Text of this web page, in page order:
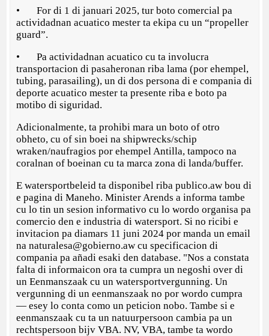
• For di 1 di januari 2025, tur boto comercial pa
actividadnan acuatico mester ta ekipa cu un “propeller
guard”.
• Pa actividadnan acuatico cu ta involucra
transportacion di pasaheronan riba lama (por ehempel,
tubing, parasailing), un di dos persona di e compania di
deporte acuatico mester ta presente riba e boto pa
motibo di siguridad.
Adicionalmente, ta prohibi mara un boto of otro
obheto, cu of sin boei na shipwrecks/schip
wraken/naufragios por ehempel Antilla, tampoco na
coralnan of boeinan cu ta marca zona di landa/buffer.
E watersportbeleid ta disponibel riba publico.aw bou di
e pagina di Maneho. Minister Arends a informa tambe
cu lo tin un sesion informativo cu lo wordo organisa pa
comercio den e industria di watersport. Si no ricibi e
invitacion pa diamars 11 juni 2024 por manda un email
na naturalesa@gobierno.aw cu specificacion di
compania pa añadi esaki den database. "Nos a constata
falta di informaicon ora ta cumpra un negoshi over di
un Eenmanszaak cu un watersportvergunning. Un
vergunning di un eenmanszaak no por wordo cumpra
— esey lo conta como un peticion nobo. Tambe si e
eenmanszaak cu ta un natuurpersoon cambia pa un
rechtspersoon bijv VBA. NV, VBA, tambe ta wordo